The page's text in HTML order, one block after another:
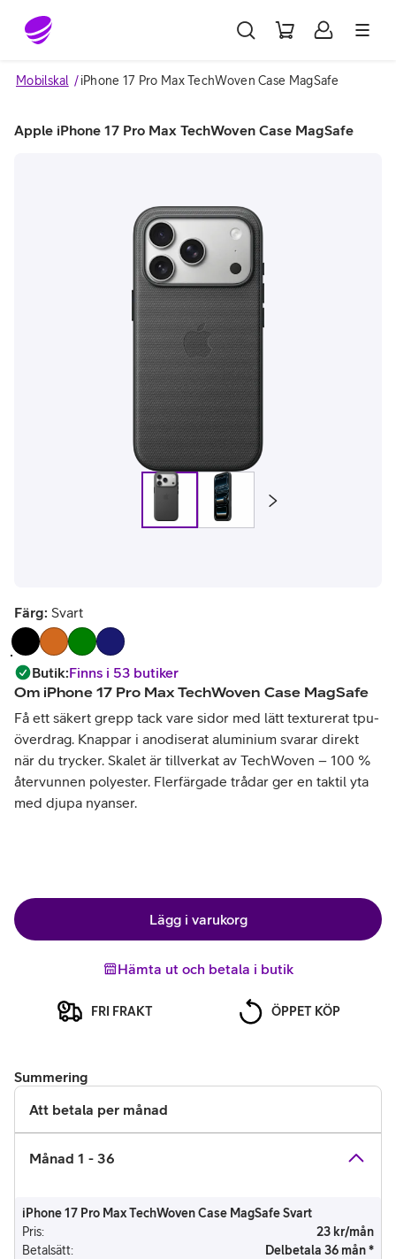
Gå till sidans innehåll
Mobilskal iPhone 17 Pro Max TechWoven Case MagSafe
Apple iPhone 17 Pro Max TechWoven Case MagSafe
Färg: Svart
Butik:Finns i 53 butiker
Om iPhone 17 Pro Max TechWoven Case MagSafe
Få ett säkert grepp tack vare sidor med lätt texturerat tpu-
överdrag. Knappar i anodiserat aluminium svarar direkt
när du trycker. Skalet är tillverkat av TechWoven – 100 %
återvunnen polyester. Flerfärgade trådar ger en taktil yta
med djupa nyanser.
Lägg i varukorg
Hämta ut och betala i butik
FRI FRAKT ÖPPET KÖP
Summering
Att betala per månad
Månad 1 - 36
iPhone 17 Pro Max TechWoven Case MagSafe Svart
Pris:
23 kr/mån
Betalsätt:
Delbetala 36 mån *